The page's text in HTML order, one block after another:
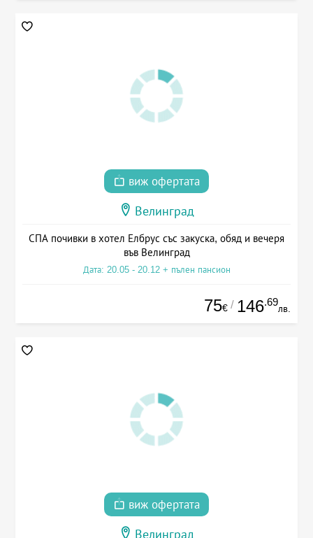
виж офертата
Велинград
СПА почивки в хотел Елбрус със закуска, обяд и вечеря
във Велинград
Дата: 20.05 - 20.12 + пълен пансион
75€ / 146.69
лв.
виж офертата
Велинград